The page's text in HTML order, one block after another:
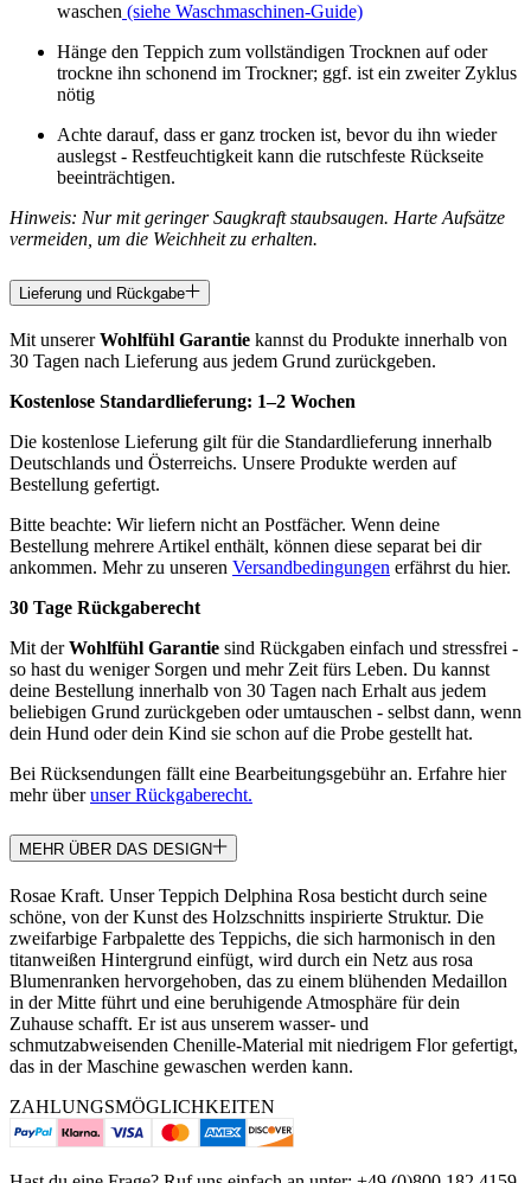
waschen (siehe Waschmaschinen-Guide)
Hänge den Teppich zum vollständigen Trocknen auf oder
trockne ihn schonend im Trockner; ggf. ist ein zweiter Zyklus
nötig
Achte darauf, dass er ganz trocken ist, bevor du ihn wieder
auslegst - Restfeuchtigkeit kann die rutschfeste Rückseite
beeinträchtigen.
Hinweis: Nur mit geringer Saugkraft staubsaugen. Harte Aufsätze
vermeiden, um die Weichheit zu erhalten.
Lieferung und Rückgabe
Mit unsererWohlfühl Garantie kannst du Produkte innerhalb von
30 Tagen nach Lieferung aus jedem Grund zurückgeben.
Kostenlose Standardlieferung: 1–2 Wochen
Die kostenlose Lieferung gilt für die Standardlieferung innerhalb
Deutschlands und Österreichs. Unsere Produkte werden auf
Bestellung gefertigt.
Bitte beachte: Wir liefern nicht an Postfächer. Wenn deine
Bestellung mehrere Artikel enthält, können diese separat bei dir
ankommen. Mehr zu unseren Versandbedingungen erfährst du hier.
30 Tage Rückgaberecht
Mit derWohlfühl Garantie sind Rückgaben einfach und stressfrei -
so hast du weniger Sorgen und mehr Zeit fürs Leben. Du kannst
deine Bestellung innerhalb von 30 Tagen nach Erhalt aus jedem
beliebigen Grund zurückgeben oder umtauschen - selbst dann, wenn
dein Hund oder dein Kind sie schon auf die Probe gestellt hat.
Bei Rücksendungen fällt eine Bearbeitungsgebühr an. Erfahre hier
mehr überunser Rückgaberecht.
MEHR ÜBER DAS DESIGN
Rosae Kraft. Unser Teppich Delphina Rosa besticht durch seine
schöne, von der Kunst des Holzschnitts inspirierte Struktur. Die
zweifarbige Farbpalette des Teppichs, die sich harmonisch in den
titanweißen Hintergrund einfügt, wird durch ein Netz aus rosa
Blumenranken hervorgehoben, das zu einem blühenden Medaillon
in der Mitte führt und eine beruhigende Atmosphäre für dein
Zuhause schafft. Er ist aus unserem wasser- und
schmutzabweisenden Chenille-Material mit niedrigem Flor gefertigt,
das in der Maschine gewaschen werden kann.
ZAHLUNGSMÖGLICHKEITEN